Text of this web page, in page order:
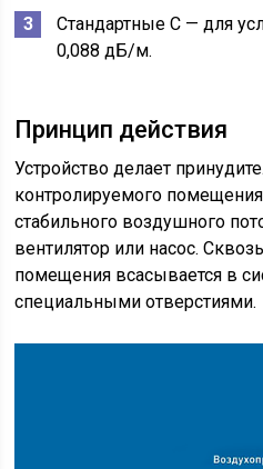
Стандартные С — для
0,088 дБ/м.
Принцип действия
Устройство делает
контролируемого
стабильного воздушного
вентилятор или насос.
помещения всасывается в
специальными отверстиями.